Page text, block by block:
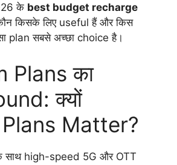
के best budget recharge
किसके लिए useful हैं और किस
plan सबसे अच्छा choice है।
Plans का
क्यों
Matter?
साथ high-speed 5G और OTT